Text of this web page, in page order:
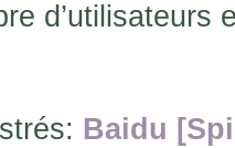
de carte.
de cette Hondan ?
d’utilisateurs
Baidu